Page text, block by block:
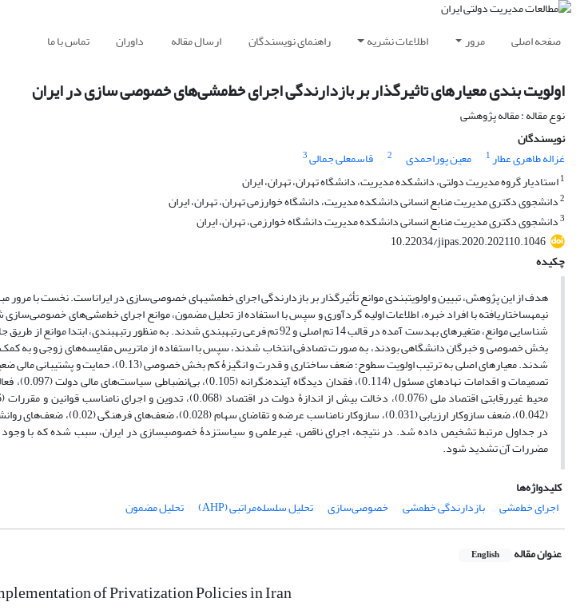
صفحه اصلی مرور اطلاعات نشریه راهنمای نویسندگان ارسال مقاله داوران تماس با ما
اولویت بندی معیارهای تاثیرگذار بر بازدارندگی اجرای خط‌مشی‌های خصوصی سازی در ایران
نوع مقاله : مقاله پژوهشی
نویسندگان
غزاله طاهری عطار1 معین پوراحمدی 2 قاسمعلی جمالی3
1استادیار گروه مدیریت دولتی، دانشکده مدیریت، دانشگاه تهران، تهران، ایران
2دانشجوی دکتری مدیریت منابع انسانی دانشکده مدیریت، دانشگاه خوارزمی تهران، تهران، ایران
3دانشجوی دکتری مدیریت منابع انسانی دانشکده مدیریت دانشگاه خوارزمی، تهران، ایران
10.22034/jipas.2020.202110.1046
چکیده
هدف از این پژوهش، تبیین و اولویت­بندی موانع تأثیرگذار بر بازدارندگی اجرای خط­مشی­های خصوصی‌سازی در ایراناست. نخست با مرور
نیمه­ساختاریافته با افراد خبره، اطلاعات اولیه گردآوری و سپس با استفاده از تحلیل مضمون، موانع اجرای خط‌مشی‌های
در جداول مرتبط تشخیص داده شد. در نتیجه، اجرای ناقص، غیرعلمی و سیاست­زدۀ خصوصی­سازی در ایران، سبب شده‌ که با وجود
مضررات آن تشدید شود.
کلیدواژه‌ها
اجرای خط‌مشی
بازدارندگی خطمشی خصوصی‌سازی تحلیل سلسله‌مراتبی (AHP) تحلیل مضمون
عنوان مقاله English
of Privatization Policies in Iran